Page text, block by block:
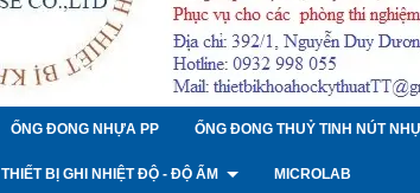
ỐNG ĐONG NHỰA PP ỐNG ĐONG THUỶ TINH NÚT
THIẾT BỊ GHI NHIỆT ĐỘ - ĐỘ ẨM MICROLAB